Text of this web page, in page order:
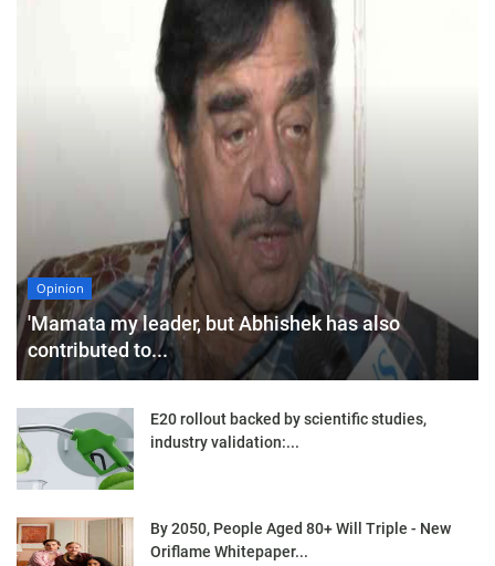
Opinion
'Mamata my leader, but Abhishek has also
contributed to...
E20 rollout backed by scientific studies,
industry validation:...
By 2050, People Aged 80+ Will Triple - New
Oriflame Whitepaper...